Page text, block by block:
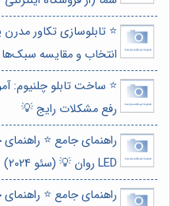
⭐️ تابلوسازی تکاور
انتخاب و مقایسه سبک‌ها
⭐️ ساخت تابلو چلنیوم:
رفع مشکلات رایج 💡
راهنمای جامع ⭐️
LED روان 💡 (سئو 2024)
راهنمای جامع ⭐️